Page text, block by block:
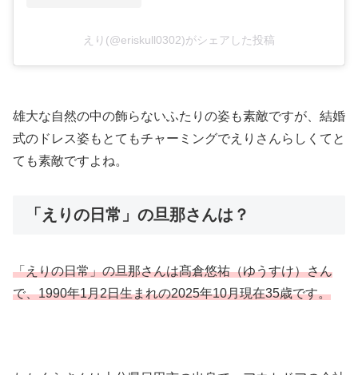
えり(@eriskull0302)がシェアした投稿
雄大な自然の中の飾らないふたりの姿も素敵ですが、結婚
式のドレス姿もとてもチャーミングでえりさんらしくてと
ても素敵ですよね。
「えりの日常」の旦那さんは？
「えりの日常」の旦那さんは髙倉悠祐（ゆうすけ）さん
で、1990年1月2日生まれの2025年10月現在35歳です。